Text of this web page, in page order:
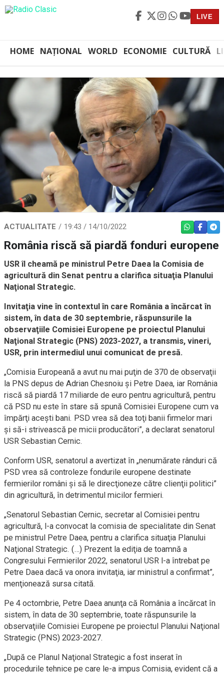
LIVE
HOME NAȚIONAL WORLD ECONOMIE CULTURĂ
ACTUALITATE 19:43 / 14/10/2022 WHATSAPP
România riscă să piardă fonduri europene
USR îl cheamă pe ministrul Petre Daea la Comisia de
agricultură din Senat pentru a clarifica situaţia Planului
Naţional Strategic.
Invitaţia vine în contextul în care România a încărcat în
sistem, în data de 30 septembrie, răspunsurile la
observaţiile Comisiei Europene pe proiectul Planului
Naţional Strategic (PNS) 2023-2027, a transmis, vineri,
USR, prin intermediul unui comunicat de presă.
„Comisia Europeană a avut nu mai puţin de 370 de observaţii
la PNS depus de Adrian Chesnoiu şi Petre Daea, iar România
riscă să piardă 17 miliarde de euro pentru agricultură, pentru
că PSD nu este în stare să spună Comisiei Europene cum va
împărţi aceşti bani. PSD vrea să dea toţi banii firmelor mari
şi să-i strivească pe micii producători”, a declarat senatorul
USR Sebastian Cernic.
Conform USR, senatorul a avertizat în „nenumărate rânduri că
PSD vrea să controleze fondurile europene destinate
fermierilor români şi să le direcţioneze către clienţii politici”
din agricultură, în detrimentul micilor fermieri.
„Senatorul Sebastian Cernic, secretar al Comisiei pentru
agricultură, l-a convocat la comisia de specialitate din Senat
pe ministrul Petre Daea, pentru a clarifica situaţia Planului
Naţional Strategic. (…) Prezent la ediţia de toamnă a
Congresului Fermierilor 2022, senatorul USR l-a întrebat pe
Petre Daea dacă va onora invitaţia, iar ministrul a confirmat”,
menţionează sursa citată.
Pe 4 octombrie, Petre Daea anunţa că România a încărcat în
sistem, în data de 30 septembrie, toate răspunsurile la
observaţiile Comisiei Europene pe proiectul Planului Naţional
Strategic (PNS) 2023-2027.
„După ce Planul Naţional Strategic a fost inserat în
procedurile tehnice pe care le-a impus Comisia, evident că a